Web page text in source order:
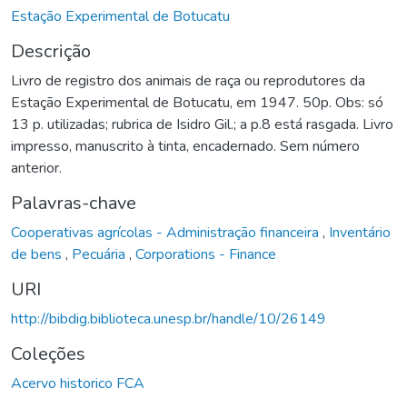
Estação Experimental de Botucatu
Descrição
Livro de registro dos animais de raça ou reprodutores da
Estação Experimental de Botucatu, em 1947. 50p. Obs: só
13 p. utilizadas; rubrica de Isidro Gil.; a p.8 está rasgada. Livro
impresso, manuscrito à tinta, encadernado. Sem número
anterior.
Palavras-chave
Cooperativas agrícolas - Administração financeira , Inventário
de bens , Pecuária , Corporations - Finance
URI
http://bibdig.biblioteca.unesp.br/handle/10/26149
Coleções
Acervo historico FCA